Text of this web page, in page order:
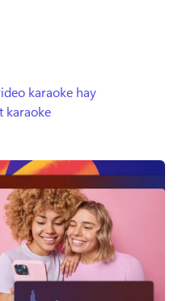
karaoke hay
karaoke